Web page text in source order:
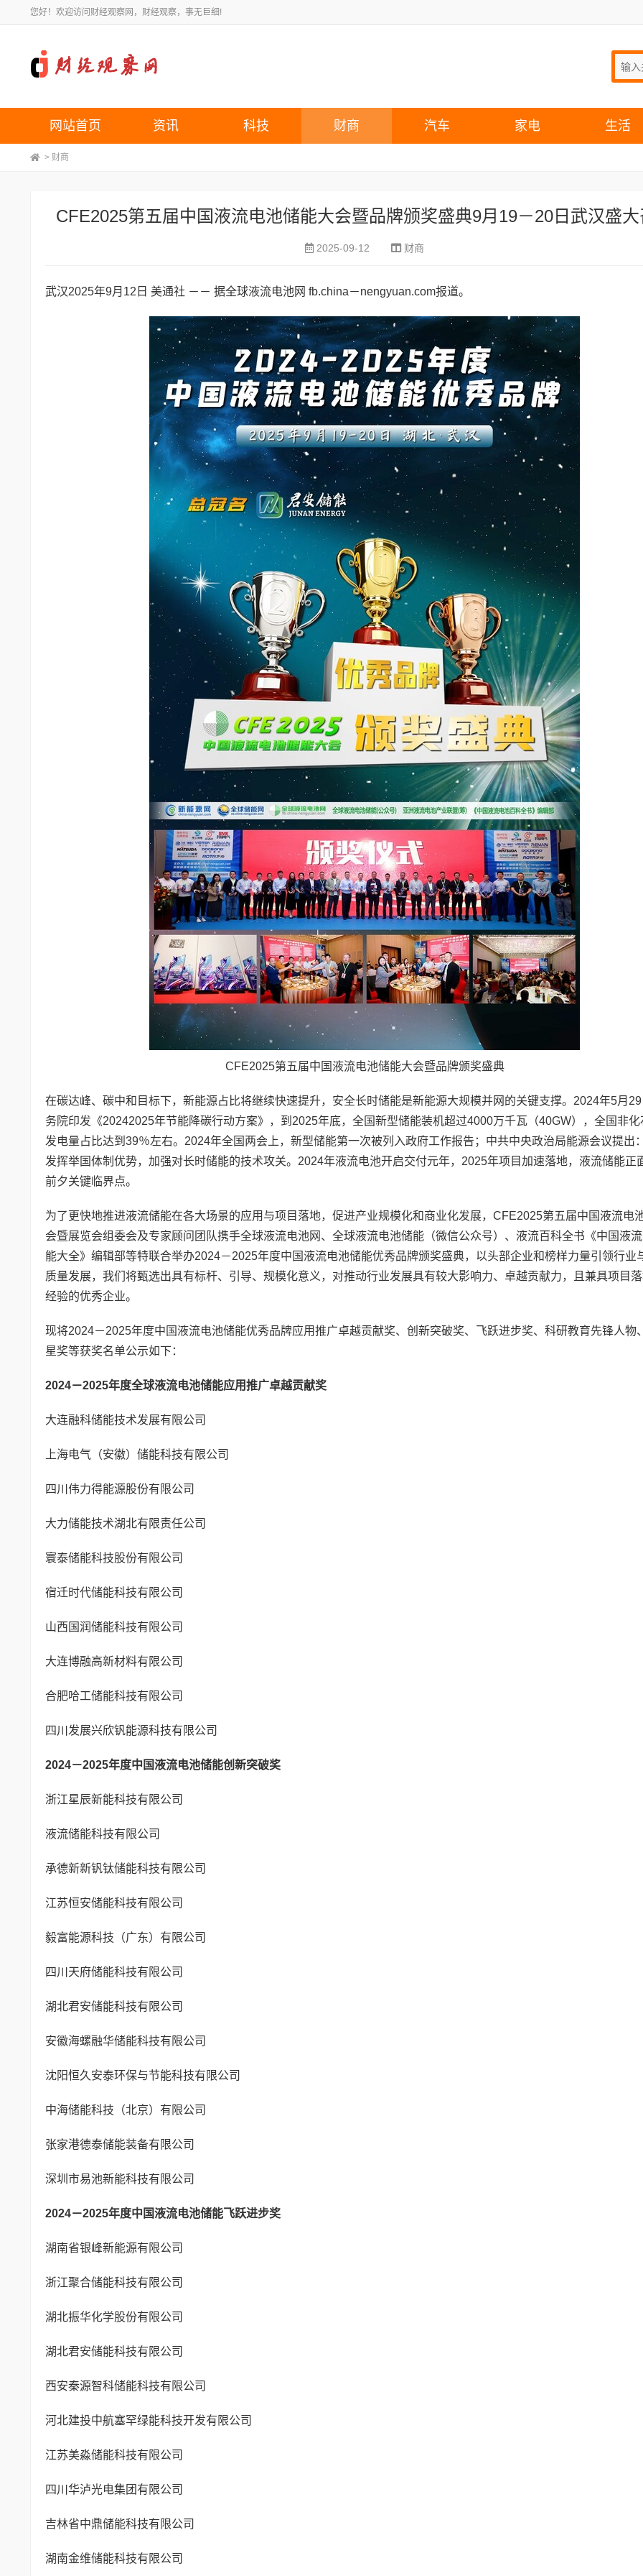
您好！欢迎访问财经观察网，财经观察，事无巨细!
网站首页 资讯 科技 财商 汽车 家电 生活
> 财商
CFE2025第五届中国液流电池储能大会暨品牌颁奖盛典9月19－20日武汉盛
2025-09-12 财商
武汉2025年9月12日 美通社 －－ 据全球液流电池网 fb.china－nengyuan.com报道。
CFE2025第五届中国液流电池储能大会暨品牌颁奖盛典
在碳达峰、碳中和目标下，新能源占比将继续快速提升，安全长时储能是新能源大规模并网的关键支撑。2024年5月
务院印发《20242025年节能降碳行动方案》，到2025年底，全国新型储能装机超过4000万千瓦（40GW），全国非化
发电量占比达到39％左右。2024年全国两会上，新型储能第一次被列入政府工作报告；中共中央政治局能源会议提出
发挥举国体制优势，加强对长时储能的技术攻关。2024年液流电池开启交付元年，2025年项目加速落地，液流储能正
前夕关键临界点。
为了更快地推进液流储能在各大场景的应用与项目落地，促进产业规模化和商业化发展，CFE2025第五届中国液流电
会暨展览会组委会及专家顾问团队携手全球液流电池网、全球液流电池储能（微信公众号）、液流百科全书《中国液
能大全》编辑部等特联合举办2024－2025年度中国液流电池储能优秀品牌颁奖盛典，以头部企业和榜样力量引领行业
质量发展，我们将甄选出具有标杆、引导、规模化意义，对推动行业发展具有较大影响力、卓越贡献力，且兼具项目
经验的优秀企业。
现将2024－2025年度中国液流电池储能优秀品牌应用推广卓越贡献奖、创新突破奖、飞跃进步奖、科研教育先锋人物
星奖等获奖名单公示如下：
2024－2025年度全球液流电池储能应用推广卓越贡献奖
大连融科储能技术发展有限公司
上海电气（安徽）储能科技有限公司
四川伟力得能源股份有限公司
大力储能技术湖北有限责任公司
寰泰储能科技股份有限公司
宿迁时代储能科技有限公司
山西国润储能科技有限公司
大连博融高新材料有限公司
合肥哈工储能科技有限公司
四川发展兴欣钒能源科技有限公司
2024－2025年度中国液流电池储能创新突破奖
浙江星辰新能科技有限公司
液流储能科技有限公司
承德新新钒钛储能科技有限公司
江苏恒安储能科技有限公司
毅富能源科技（广东）有限公司
四川天府储能科技有限公司
湖北君安储能科技有限公司
安徽海螺融华储能科技有限公司
沈阳恒久安泰环保与节能科技有限公司
中海储能科技（北京）有限公司
张家港德泰储能装备有限公司
深圳市易池新能科技有限公司
2024－2025年度中国液流电池储能飞跃进步奖
湖南省银峰新能源有限公司
浙江聚合储能科技有限公司
湖北振华化学股份有限公司
湖北君安储能科技有限公司
西安秦源智科储能科技有限公司
河北建投中航塞罕绿能科技开发有限公司
江苏美淼储能科技有限公司
四川华泸光电集团有限公司
吉林省中鼎储能科技有限公司
湖南金维储能科技有限公司